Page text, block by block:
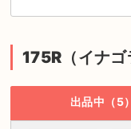
175R（イナゴ
出品中（5）